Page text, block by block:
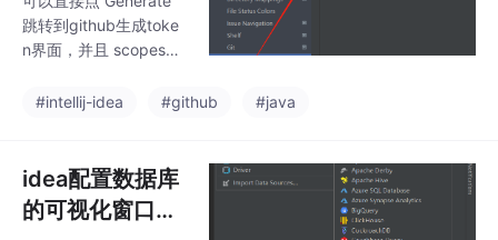
跳转到github生成toke
n界面，并且 scopes已
上传 SGBlog项目，则
当前项目所在 路径，即
要把哪个项目 创建本地
仓库。创建本地仓库成
#intellij-idea #github #java
idea配置数据库
的可视化窗口